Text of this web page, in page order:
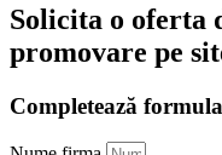
Solicita o oferta
promovare pe
Completează